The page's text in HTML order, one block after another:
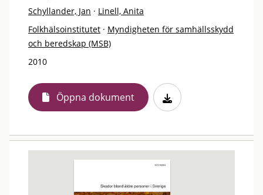
Schyllander, Jan · Linell, Anita
Folkhälsoinstitutet · Myndigheten för samhällsskydd
och beredskap (MSB)
2010
Öppna dokument